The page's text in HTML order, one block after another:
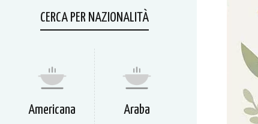
CERCA PER NAZIONALITÀ
Americana Araba